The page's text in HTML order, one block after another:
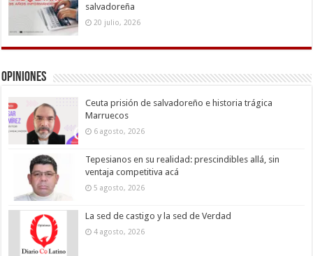
salvadoreña
20 julio, 2026
Opiniones
Ceuta prisión de salvadoreño e historia trágica
Marruecos
6 agosto, 2026
Tepesianos en su realidad: prescindibles allá, sin
ventaja competitiva acá
5 agosto, 2026
La sed de castigo y la sed de Verdad
4 agosto, 2026